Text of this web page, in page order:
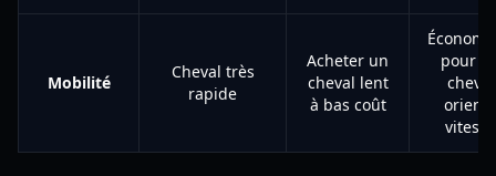
Mobilité
Cheval très
rapide
Acheter un
cheval lent
à bas coût
pour
cheval
orienté
vitesse